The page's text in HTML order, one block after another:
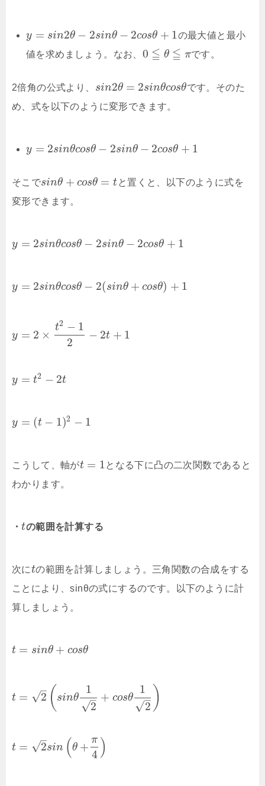
y = sin2θ − 2sinθ − 2cosθ + 1の最大値と最小
値を求めましょう。なお、 0 ≦ θ ≦ πです。
2倍角の公式より、 sin2θ = 2sinθcosθです。そのた
め、式を以下のように変形できます。
y = 2sinθcosθ − 2sinθ − 2cosθ + 1
そこでsinθ + cosθ = tと置くと、以下のように式を
変形できます。
y = 2sinθcosθ − 2sinθ − 2cosθ + 1
y = 2sinθcosθ − 2(sinθ + cosθ) + 1
y = 2 ×
t2 − 1
2
− 2t + 1
y = t2 − 2t
y = (t − 1)2 − 1
こうして、軸がt = 1となる下に凸の二次関数であると
わかります。
・tの範囲を計算する
次にtの範囲を計算しましょう。三角関数の合成をする
ことにより、sinθの式にするのです。以下のように計
算しましょう。
t = sinθ + cosθ
t = 2
–
√ ( sinθ
1
2
–
√
+ cosθ
1
2
–
√ )
t = 2
–
√ sin (θ +
π
4 )